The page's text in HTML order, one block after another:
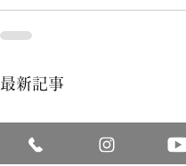
最新記事